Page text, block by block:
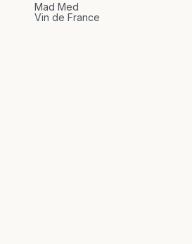
Mad Med
Vin de France